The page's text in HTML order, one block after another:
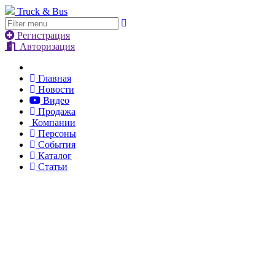
Truck & Bus
Регистрация
Авторизация
Главная
Новости
Видео
Продажа
Компании
Персоны
События
Каталог
Статьи